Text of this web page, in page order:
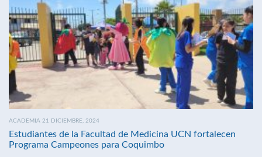
ACADEMIA 21 DICIEMBRE, 2024
Estudiantes de la Facultad de Medicina UCN fortalecen
Programa Campeones para Coquimbo